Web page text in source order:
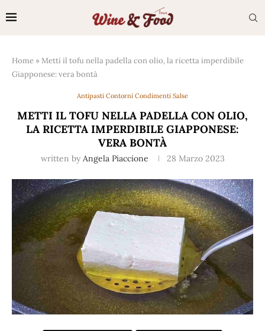
Home »Metti il tofu nella padella con olio, la ricetta imperdibile
Giapponese: vera bontà
Antipasti Contorni Condimenti Salse
METTI IL TOFU NELLA PADELLA CON OLIO,
LA RICETTA IMPERDIBILE GIAPPONESE:
VERA BONTÀ
written by Angela Piaccione 28 Marzo 2023